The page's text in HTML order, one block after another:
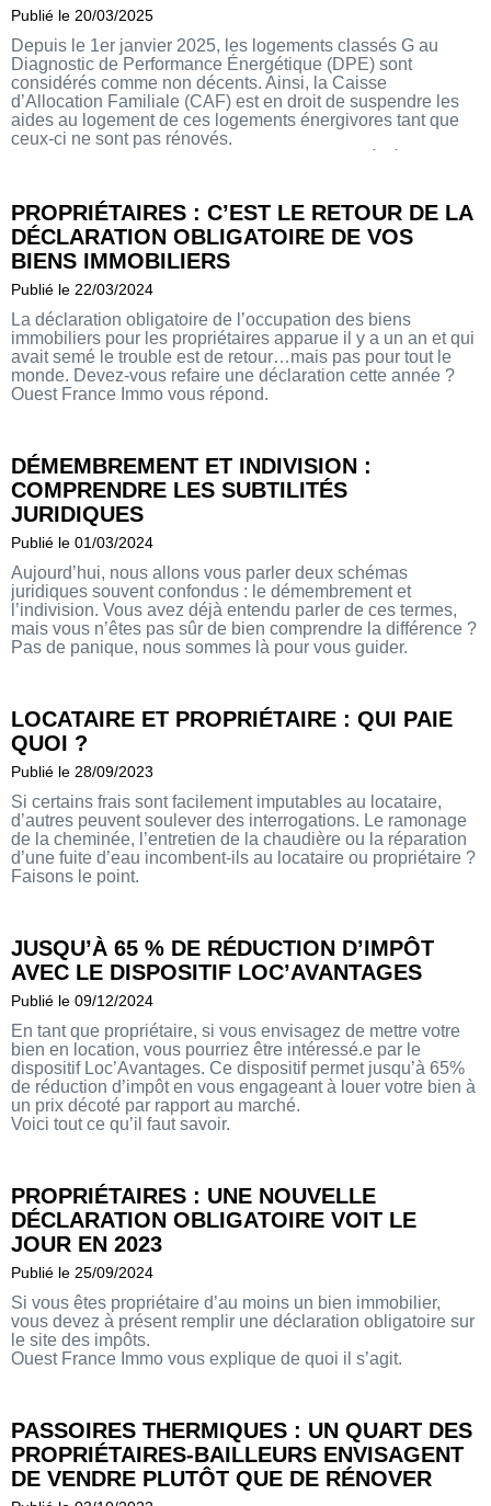
Publié le 20/03/2025
Depuis le 1er janvier 2025, les logements classés G au
Diagnostic de Performance Énergétique (DPE) sont
considérés comme non décents. Ainsi, la Caisse
d’Allocation Familiale (CAF) est en droit de suspendre les
aides au logement de ces logements énergivores tant que
ceux-ci ne sont pas rénovés.
PROPRIÉTAIRES : C’EST LE RETOUR DE LA
DÉCLARATION OBLIGATOIRE DE VOS
BIENS IMMOBILIERS
Publié le 22/03/2024
La déclaration obligatoire de l’occupation des biens
immobiliers pour les propriétaires apparue il y a un an et qui
avait semé le trouble est de retour…mais pas pour tout le
monde. Devez-vous refaire une déclaration cette année ?
Ouest France Immo vous répond.
DÉMEMBREMENT ET INDIVISION :
COMPRENDRE LES SUBTILITÉS
JURIDIQUES
Publié le 01/03/2024
Aujourd’hui, nous allons vous parler deux schémas
juridiques souvent confondus : le démembrement et
l’indivision. Vous avez déjà entendu parler de ces termes,
mais vous n’êtes pas sûr de bien comprendre la différence ?
Pas de panique, nous sommes là pour vous guider.
LOCATAIRE ET PROPRIÉTAIRE : QUI PAIE
QUOI ?
Publié le 28/09/2023
Si certains frais sont facilement imputables au locataire,
d’autres peuvent soulever des interrogations. Le ramonage
de la cheminée, l’entretien de la chaudière ou la réparation
d’une fuite d’eau incombent-ils au locataire ou propriétaire ?
Faisons le point.
JUSQU’À 65 % DE RÉDUCTION D’IMPÔT
AVEC LE DISPOSITIF LOC’AVANTAGES
Publié le 09/12/2024
En tant que propriétaire, si vous envisagez de mettre votre
bien en location, vous pourriez être intéressé.e par le
dispositif Loc’Avantages. Ce dispositif permet jusqu’à 65%
de réduction d’impôt en vous engageant à louer votre bien à
un prix décoté par rapport au marché.
Voici tout ce qu’il faut savoir.
PROPRIÉTAIRES : UNE NOUVELLE
DÉCLARATION OBLIGATOIRE VOIT LE
JOUR EN 2023
Publié le 25/09/2024
Si vous êtes propriétaire d’au moins un bien immobilier,
vous devez à présent remplir une déclaration obligatoire sur
le site des impôts.
Ouest France Immo vous explique de quoi il s’agit.
PASSOIRES THERMIQUES : UN QUART DES
PROPRIÉTAIRES-BAILLEURS ENVISAGENT
DE VENDRE PLUTÔT QUE DE RÉNOVER